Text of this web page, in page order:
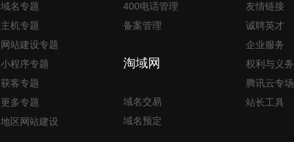
域名专题
主机专题
网站建设专题
小程序专题
获客专题
更多专题
地区网站建设
400电话管理
备案管理
淘域网
域名交易
域名预定
友情链接
诚聘英才
企业服务
权利与义务
腾讯云专场
站长工具